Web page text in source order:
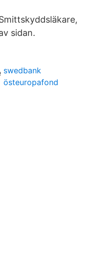
sidan.
swedbank
östeuropafond